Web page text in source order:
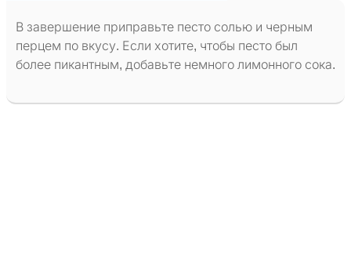
В завершение приправьте песто солью и черным
перцем по вкусу. Если хотите, чтобы песто был
более пикантным, добавьте немного лимонного сока.